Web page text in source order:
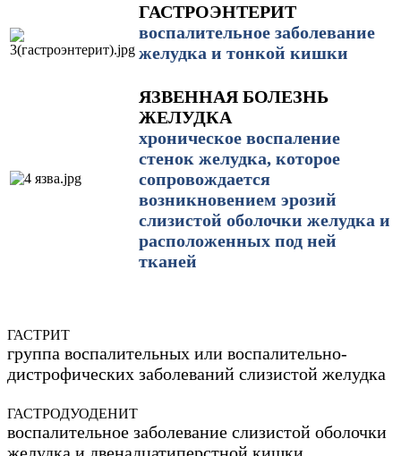
ГАСТРОЭНТЕРИТ
воспалительное заболевание
желудка и тонкой кишки
ЯЗВЕННАЯ БОЛЕЗНЬ
ЖЕЛУДКА
хроническое воспаление
стенок желудка, которое
сопровождается
возникновением эрозий
слизистой оболочки желудка и
расположенных под ней
тканей
ГАСТРИТ
группа воспалительных или воспалительно-
дистрофических заболеваний слизистой желудка
ГАСТРОДУОДЕНИТ
воспалительное заболевание слизистой оболочки